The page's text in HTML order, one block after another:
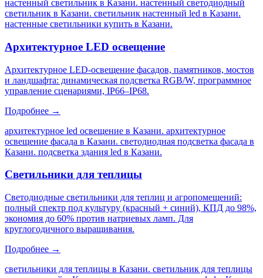
настенный светильник в Казани. настенный светодиодный
светильник в Казани. светильник настенный led в Казани.
настенные светильники купить в Казани.
Архитектурное LED освещение
Архитектурное LED-освещение фасадов, памятников, мостов
и ландшафта: динамическая подсветка RGB/W, программное
управление сценариями, IP66–IP68.
Подробнее →
архитектурное led освещение в Казани. архитектурное
освещение фасада в Казани. светодиодная подсветка фасада в
Казани. подсветка здания led в Казани.
Светильники для теплицы
Светодиодные светильники для теплиц и агропомещений:
полный спектр под культуру (красный + синий), КПД до 98%,
экономия до 60% против натриевых ламп. Для
круглогодичного выращивания.
Подробнее →
светильники для теплицы в Казани. светильник для теплицы